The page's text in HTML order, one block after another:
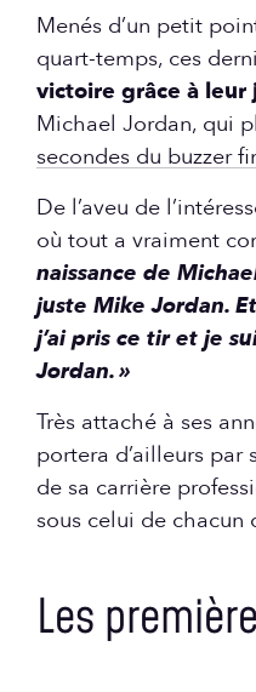
Menés d’un petit
quart-temps, ces
victoire grâce à leur
Michael Jordan, qui
secondes du buzzer
De l’aveu de
où tout a vraiment
naissance de
juste Mike Jordan.
j’ai pris ce tir et je
Jordan. »
Très attaché à ses
portera d’ailleurs
de sa carrière
sous celui de chacun
Les